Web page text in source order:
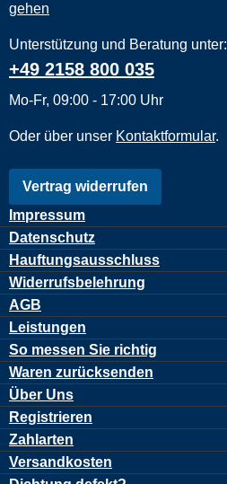
Unterstützung und Beratung unter:
+49 2158 800 035
Mo-Fr, 09:00 - 17:00 Uhr
Oder über unser Kontaktformular.
Vertrag widerrufen
Impressum
Datenschutz
Hauftungsausschluss
Widerrufsbelehrung
AGB
Leistungen
So messen Sie richtig
Waren zurücksenden
Über Uns
Registrieren
Zahlarten
Versandkosten